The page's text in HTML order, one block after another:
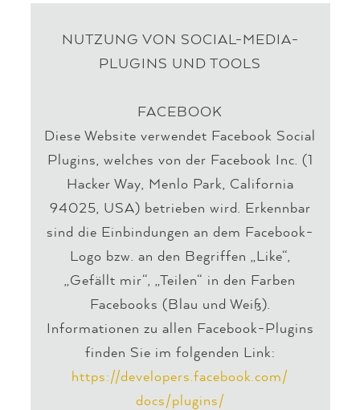
NUTZUNG VON SOCIAL-MEDIA-
PLUGINS UND TOOLS
FACEBOOK
Diese Website verwendet Facebook Social
Plugins, welches von der Facebook Inc. (1
Hacker Way, Menlo Park, California
94025, USA) betrieben wird. Erkennbar
sind die Einbindungen an dem Facebook-
Logo bzw. an den Begriffen „Like“,
„Gefällt mir“, „Teilen“ in den Farben
Facebooks (Blau und Weiß).
Informationen zu allen Facebook-Plugins
finden Sie im folgenden Link:
https://developers.facebook.com/
docs/plugins/